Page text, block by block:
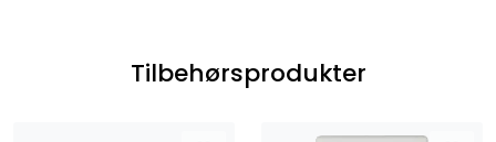
Tilbehørsprodukter